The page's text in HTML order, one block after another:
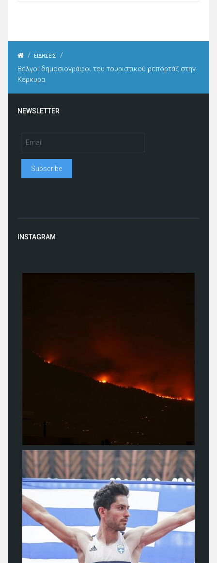
/ ΕΙΔΗΣΕΙΣ
/
Βέλγοι δημοσιογράφοι του τουριστικού ρεπορτάζ στην
Κέρκυρα
NEWSLETTER
INSTAGRAM